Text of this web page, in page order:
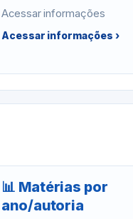
Acessar informações
Acessar informações ›
📊 Matérias por
ano/autoria